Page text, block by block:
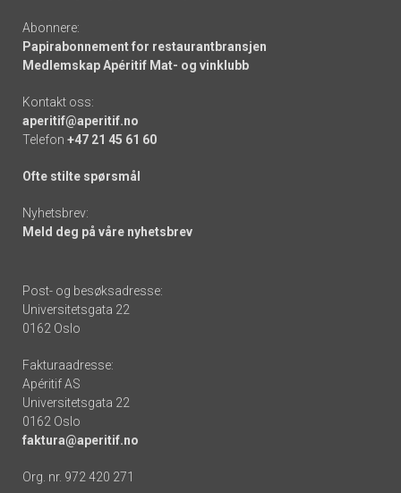
Abonnere:
Papirabonnement for restaurantbransjen
Medlemskap Apéritif Mat- og vinklubb
Kontakt oss:
aperitif@aperitif.no
Telefon +47 21 45 61 60
Ofte stilte spørsmål
Nyhetsbrev:
Meld deg på våre nyhetsbrev
Post- og besøksadresse:
Universitetsgata 22
0162 Oslo
Fakturaadresse:
Apéritif AS
Universitetsgata 22
0162 Oslo
faktura@aperitif.no
Org. nr. 972 420 271